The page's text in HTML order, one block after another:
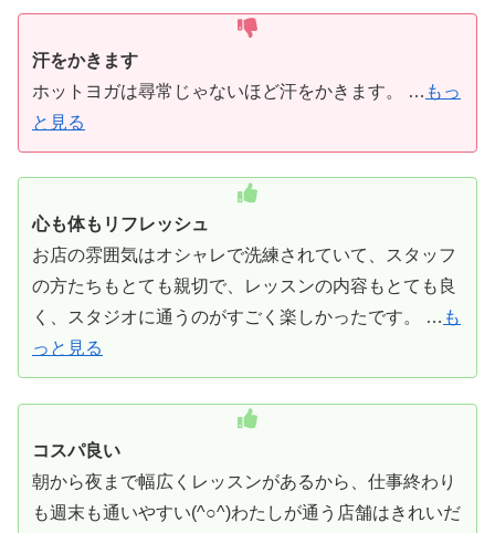
汗をかきます
ホットヨガは尋常じゃないほど汗をかきます。 … もっ
と見る
心も体もリフレッシュ
お店の雰囲気はオシャレで洗練されていて、スタッフ
の方たちもとても親切で、レッスンの内容もとても良
く、スタジオに通うのがすごく楽しかったです。 … も
っと見る
コスパ良い
朝から夜まで幅広くレッスンがあるから、仕事終わり
も週末も通いやすい(^○^)わたしが通う店舗はきれいだ